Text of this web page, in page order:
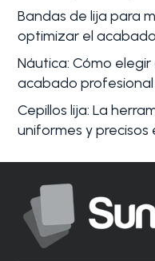
Bandas de lija para
optimizar el
Náutica: Cómo
acabado profesional
Cepillos lija: La
uniformes y